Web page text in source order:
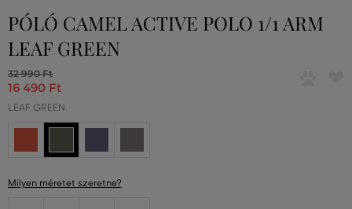
PÓLÓ CAMEL ACTIVE POLO 1/1 ARM
LEAF GREEN
32 990 Ft
16 490 Ft
LEAF GREEN
Milyen méretet szeretne?